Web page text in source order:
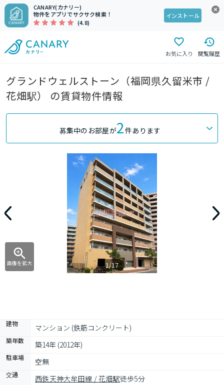
CANARY(カナリー)
物件をアプリでサクサク検索！
(4.8)
インストール
お気に入り 閲覧履歴
グランドウェルストーン（福岡県久留米市 /
花畑駅） の賃貸物件情報
募集中のお部屋が2件あります
画像を拡大 1/17
建物 マンション (鉄筋コンクリート)
築年数 築14年 (2012年)
駐車場 空無
交通 西鉄天神大牟田線 / 花畑駅徒歩5分